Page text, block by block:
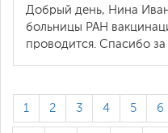
Добрый день, Нина
больницы РАН
проводится. Спасибо
1 2 3 4 5 6